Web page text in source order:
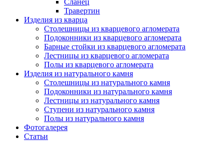
Сланец
Травертин
Изделия из кварца
Столешницы из кварцевого агломерата
Подоконники из кварцевого агломерата
Барные стойки из кварцевого агломерата
Лестницы из кварцевого агломерата
Полы из кварцевого агломерата
Изделия из натурального камня
Столешницы из натурального камня
Подоконники из натурального камня
Лестницы из натурального камня
Ступени из натурального камня
Полы из натурального камня
Фотогалерея
Статьи